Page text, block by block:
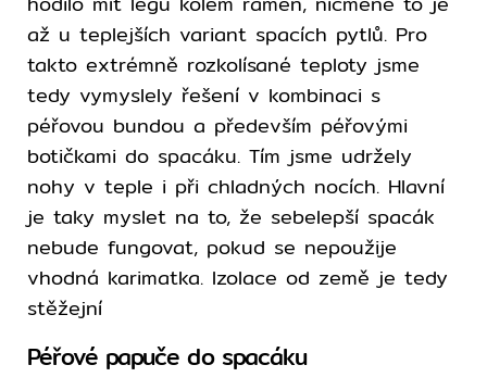
až u teplejších variant spacích pytlů. Pro
takto extrémně rozkolísané teploty jsme
tedy vymyslely řešení v kombinaci s
péřovou bundou a především péřovými
botičkami do spacáku. Tím jsme udržely
nohy v teple i při chladných nocích. Hlavní
je taky myslet na to, že sebelepší spacák
nebude fungovat, pokud se nepoužije
vhodná karimatka. Izolace od země je tedy
stěžejní
Péřové papuče do spacáku